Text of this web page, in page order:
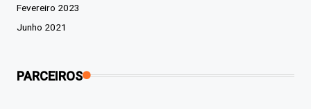
Fevereiro 2023
Junho 2021
PARCEIROS